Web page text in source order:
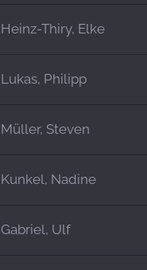
Heinz-Thiry, Elke
Lukas, Philipp
Müller, Steven
Kunkel, Nadine
Gabriel, Ulf